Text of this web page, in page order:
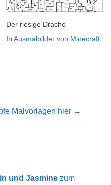
Der riesige Drache
In Ausmalbilder von Minecraft
Malvorlagen hier →
und Jasmine zum